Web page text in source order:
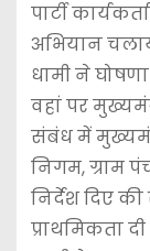
पार्टी
अभियान
धामी ने
वहां पर
संबंध में
निगम, ग्राम
निर्देश दिए
प्राथमिकता